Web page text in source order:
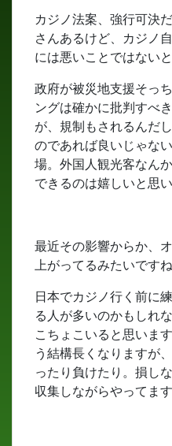
カジノ法案、強行可決
さんあるけど、カジノ
には悪いことではないと
政府が被災地支援そっ
ングは確かに批判すべ
が、規制もされるんだ
のであれば良いじゃな
場。外国人観光客なん
できるのは嬉しいと思い
最近その影響からか、
上がってるみたいですね
日本でカジノ行く前に
る人が多いのかもしれ
こちょこいると思いま
う結構長くなりますが
ったり負けたり。損し
収集しながらやってます